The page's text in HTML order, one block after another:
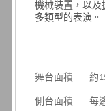
機械裝置，以及
多類型的表演。
舞台面積 約
側台面積 每